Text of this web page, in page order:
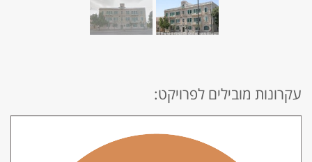
עקרונות מובילים לפרויקט: